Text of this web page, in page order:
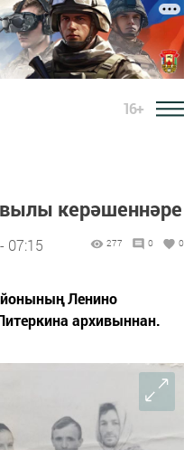
16+
керәшеннәре
07:15 277 0 0
Ленино
архивыннан.